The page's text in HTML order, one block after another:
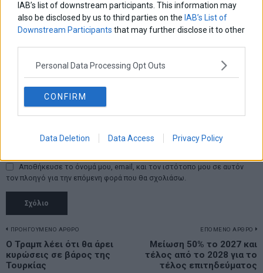
IAB’s list of downstream participants. This information may
also be disclosed by us to third parties on the IAB’s List of
Downstream Participants that may further disclose it to other
Personal Data Processing Opt Outs
CONFIRM
Data Deletion Data Access Privacy Policy
Αποθήκευσε το όνομά μου, email, και τον ιστότοπο μου σε αυτόν
τον πλοηγό για την επόμενη φορά που θα σχολιάσω.
Πλοήγηση
άρθρων
ΠΡΟΗΓΟΥΜΕΝΟ ΑΡΘΡΟ
Previous
post:
Ο Τραμπ λέει ότι θα άρει
κυρώσεις σε βάρος της
Τουρκίας
ΕΠΟΜΕΝΟ ΑΡΘΡΟ
Μείωση 50% το 2027 και
τέλος από το 2028 για το
τέλος επιτηδεύματος